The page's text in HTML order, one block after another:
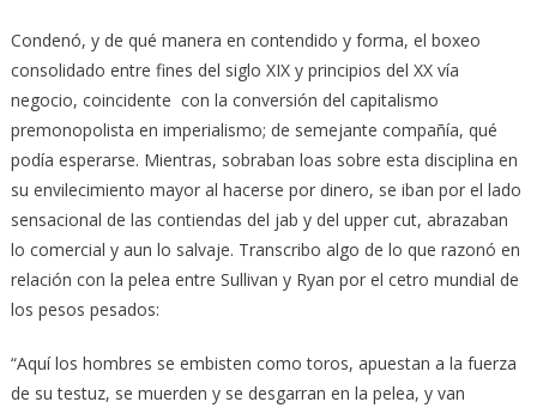
Condenó, y de qué manera en contendido y forma, el boxeo
consolidado entre fines del siglo XIX y principios del XX vía
negocio, coincidente con la conversión del capitalismo
premonopolista en imperialismo; de semejante compañía, qué
podía esperarse. Mientras, sobraban loas sobre esta disciplina en
su envilecimiento mayor al hacerse por dinero, se iban por el lado
sensacional de las contiendas del jab y del upper cut, abrazaban
lo comercial y aun lo salvaje. Transcribo algo de lo que razonó en
relación con la pelea entre Sullivan y Ryan por el cetro mundial de
los pesos pesados:
“Aquí los hombres se embisten como toros, apuestan a la fuerza
de su testuz, se muerden y se desgarran en la pelea, y van